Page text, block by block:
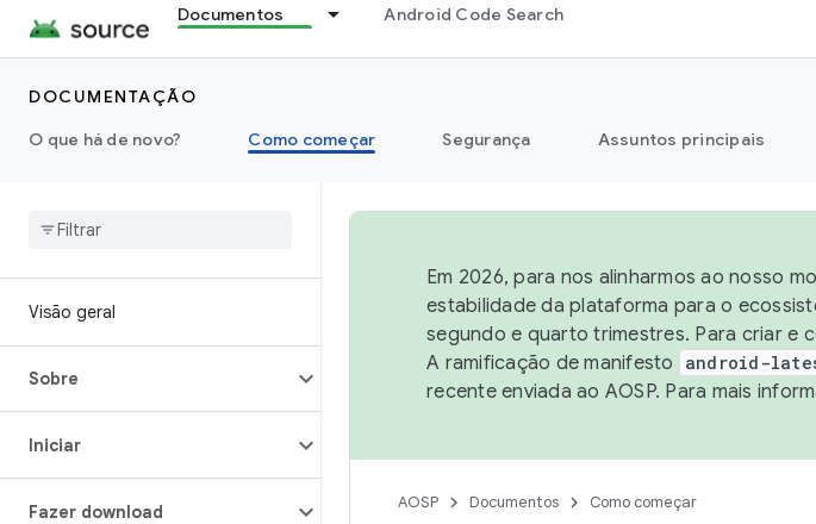
Documentos Android Code Search
DOCUMENTAÇÃO
O que há de novo?
Como começar Segurança Assuntos principais
Visão geral
Sobre
Iniciar
Fazer download
Em 2026, para nos alinharmos ao nosso
estabilidade da plataforma para o
segundo e quarto trimestres. Para criar e
A ramificação de manifesto
android-
recente enviada ao AOSP. Para mais
AOSP Documentos Como começar